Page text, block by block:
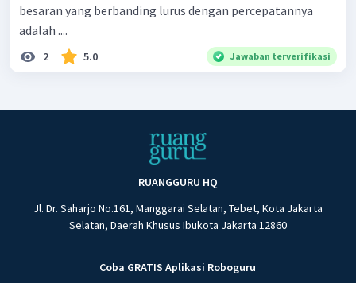
besaran yang berbanding lurus dengan percepatannya
adalah ....
2 5.0 Jawaban terverifikasi
RUANGGURU HQ
Jl. Dr. Saharjo No.161, Manggarai Selatan, Tebet, Kota Jakarta
Selatan, Daerah Khusus Ibukota Jakarta 12860
Coba GRATIS Aplikasi Roboguru